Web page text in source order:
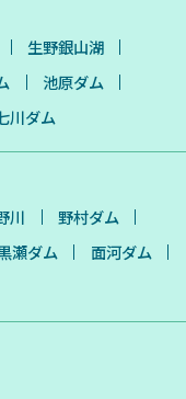
生野銀山湖
池原ダム
川ダム
川
野村ダム
瀬ダム
面河ダム